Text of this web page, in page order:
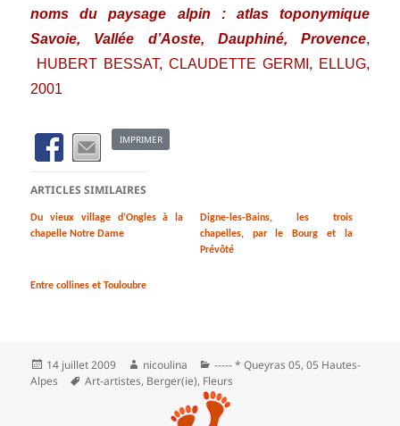
noms du paysage alpin : atlas toponymique
Savoie, Vallée d’Aoste, Dauphiné, Provence,
HUBERT BESSAT, CLAUDETTE GERMI, ELLUG,
2001
IMPRIMER
ARTICLES SIMILAIRES
Du vieux village d’Ongles à la
chapelle Notre Dame
Digne-les-Bains, les trois
chapelles, par le Bourg et la
Prévôté
Entre collines et Touloubre
Publié
le
14 juillet 2009 Auteur
nicoulina Catégories
----- * Queyras 05,05 Hautes-
Alpes
Mots-
clés
Art-artistes, Berger(ie), Fleurs